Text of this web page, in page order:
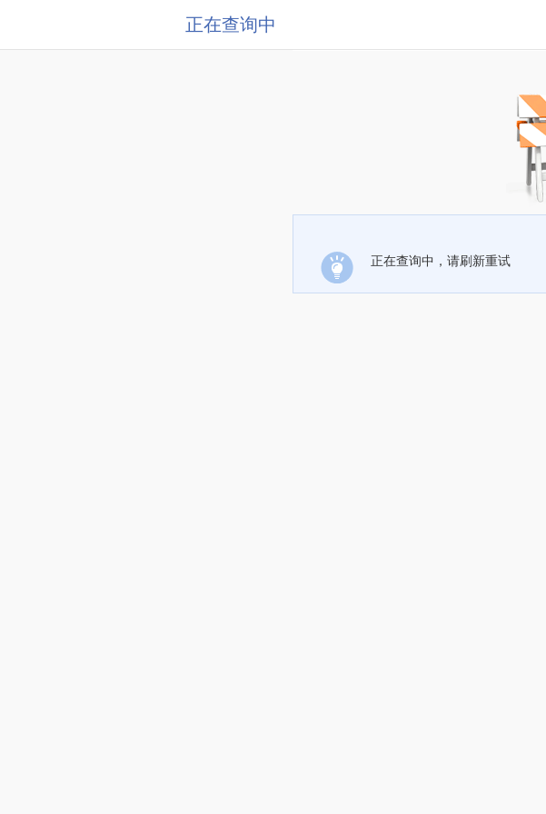
正在查询中
正在查询中，请刷新重试